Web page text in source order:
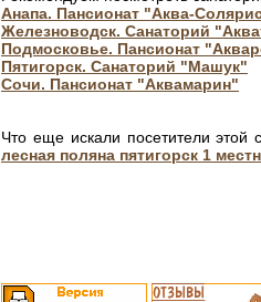
Анапа. Пансионат "Аква-
Железноводск. Санаторий
Подмосковье. Пансионат
Пятигорск. Санаторий "Машук"
Сочи. Пансионат "Аквамарин"
Что еще искали посетители этой
лесная поляна пятигорск 1